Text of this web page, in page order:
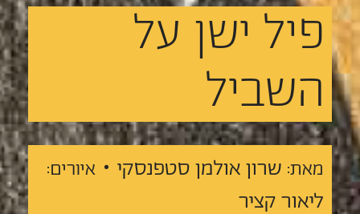
פיל ישן על
השביל
מאת: שרון אולמן סטפנסקי • איורים:
ליאור קציר